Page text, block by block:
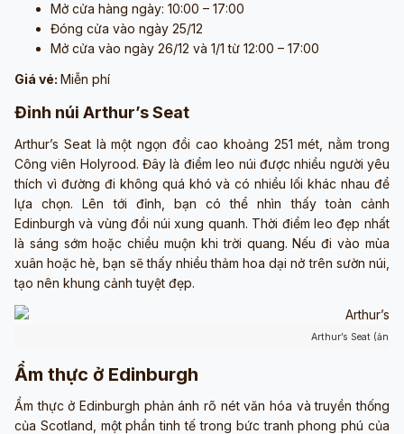
Mở cửa hàng ngày: 10:00 – 17:00
Đóng cửa vào ngày 25/12
Mở cửa vào ngày 26/12 và 1/1 từ 12:00 – 17:00
Giá vé: Miễn phí
Đỉnh núi Arthur’s Seat
Arthur’s Seat là một ngọn đồi cao khoảng 251 mét, nằm trong
Công viên Holyrood. Đây là điểm leo núi được nhiều người yêu
thích vì đường đi không quá khó và có nhiều lối khác nhau để
lựa chọn. Lên tới đỉnh, bạn có thể nhìn thấy toàn cảnh
Edinburgh và vùng đồi núi xung quanh. Thời điểm leo đẹp nhất
là sáng sớm hoặc chiều muộn khi trời quang. Nếu đi vào mùa
xuân hoặc hè, bạn sẽ thấy nhiều thảm hoa dại nở trên sườn núi,
tạo nên khung cảnh tuyệt đẹp.
Arthur’s Seat (ảnh
Ẩm thực ở Edinburgh
Ẩm thực ở Edinburgh phản ánh rõ nét văn hóa và truyền thống
của Scotland, một phần tinh tế trong bức tranh phong phú của